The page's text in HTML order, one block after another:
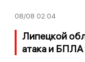
08/08 02:04
Липецкой
атака и БПЛА